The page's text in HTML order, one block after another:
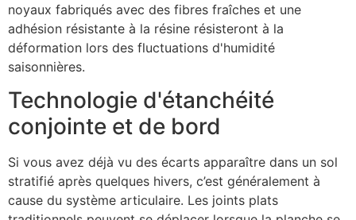
noyaux fabriqués avec des fibres fraîches et une
adhésion résistante à la résine résisteront à la
déformation lors des fluctuations d'humidité
saisonnières.
Technologie d'étanchéité
conjointe et de bord
Si vous avez déjà vu des écarts apparaître dans un sol
stratifié après quelques hivers, c’est généralement à
cause du système articulaire. Les joints plats